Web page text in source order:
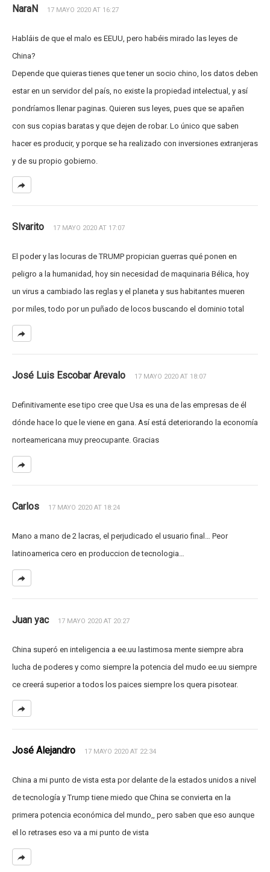
NaraN 17 MAYO 2020 AT 16:27
Habláis de que el malo es EEUU, pero habéis mirado las leyes de
China?
Depende que quieras tienes que tener un socio chino, los datos deben
estar en un servidor del país, no existe la propiedad intelectual, y así
pondríamos llenar paginas. Quieren sus leyes, pues que se apañen
con sus copias baratas y que dejen de robar. Lo único que saben
hacer es producir, y porque se ha realizado con inversiones extranjeras
y de su propio gobierno.
Slvarito 17 MAYO 2020 AT 17:07
El poder y las locuras de TRUMP propician guerras qué ponen en
peligro a la humanidad, hoy sin necesidad de maquinaria Bélica, hoy
un virus a cambiado las reglas y el planeta y sus habitantes mueren
por miles, todo por un puñado de locos buscando el dominio total
José Luis Escobar Arevalo 17 MAYO 2020 AT 18:07
Definitivamente ese tipo cree que Usa es una de las empresas de él
dónde hace lo que le viene en gana. Así está deteriorando la economía
norteamericana muy preocupante. Gracias
Carlos 17 MAYO 2020 AT 18:24
Mano a mano de 2 lacras, el perjudicado el usuario final… Peor
latinoamerica cero en produccion de tecnologia…
Juan yac 17 MAYO 2020 AT 20:27
China superó en inteligencia a ee.uu lastimosa mente siempre abra
lucha de poderes y como siempre la potencia del mudo ee.uu siempre
ce creerá superior a todos los paices siempre los quera pisotear.
José Alejandro 17 MAYO 2020 AT 22:34
China a mi punto de vista esta por delante de la estados unidos a nivel
de tecnología y Trump tiene miedo que China se convierta en la
primera potencia económica del mundo,, pero saben que eso aunque
el lo retrases eso va a mi punto de vista